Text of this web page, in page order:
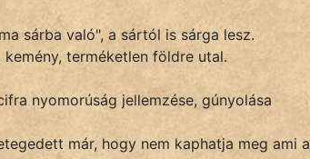
sárba való", a sártól is sárga lesz.
terméketlen földre utal.
nyomorúság jellemzése, gúnyolása
már, hogy nem kaphatja meg ami a